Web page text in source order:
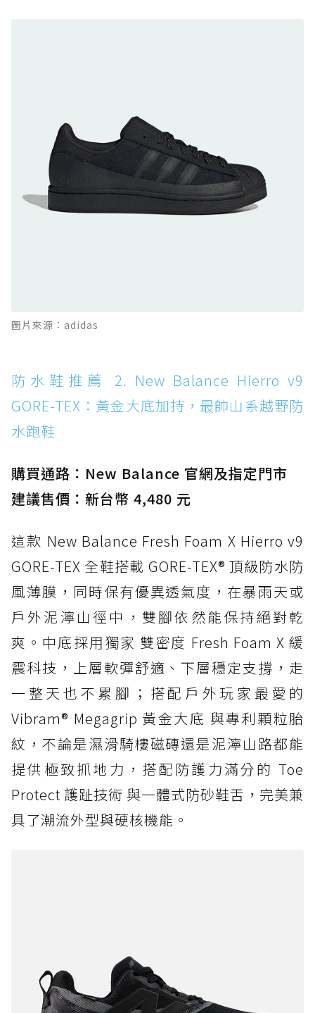
防水鞋推薦 10. PUMA Voyage NITRO™ 4
GORE-TEX：氮氣中底注入，回彈與防滑兼具的
全天候越野跑鞋
防水鞋推薦 11. On Cloudhorizon 2 WP：腳
感軟彈、搭載 Missiongrip™ 的防水輕越野鞋
Boot：馬汀首款雨靴登場，經典八孔加上全防
防水鞋推薦 14. SKECHERS BADGER
WATERPROOF：一踩即穿懶人神器！搭載固特
異大底與全防水厚底健走鞋
防水鞋推薦 15. Brooks Cascadia 19 GTX：注
圖片來源：adidas
防水鞋推薦 2. New Balance Hierro v9
GORE-TEX：黃金大底加持，最帥山系越野防
水跑鞋
購買通路：New Balance 官網及指定門市
建議售價：新台幣 4,480 元
這款 New Balance Fresh Foam X Hierro v9
GORE-TEX 全鞋搭載 GORE-TEX® 頂級防水防
風薄膜，同時保有優異透氣度，在暴雨天或
戶外泥濘山徑中，雙腳依然能保持絕對乾
爽。中底採用獨家 雙密度 Fresh Foam X 緩
震科技，上層軟彈舒適、下層穩定支撐，走
一整天也不累腳；搭配戶外玩家最愛的
Vibram® Megagrip 黃金大底 與專利顆粒胎
紋，不論是濕滑騎樓磁磚還是泥濘山路都能
提供極致抓地力，搭配防護力滿分的 Toe
Protect 護趾技術 與一體式防砂鞋舌，完美兼
具了潮流外型與硬核機能。